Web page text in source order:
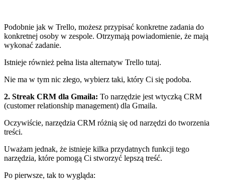
Podobnie jak w Trello, możesz przypisać konkretne zadania do
konkretnej osoby w zespole. Otrzymają powiadomienie, że mają
wykonać zadanie.
Istnieje również pełna lista alternatyw Trello tutaj.
Nie ma w tym nic złego, wybierz taki, który Ci się podoba.
2. Streak CRM dla Gmaila: To narzędzie jest wtyczką CRM
(customer relationship management) dla Gmaila.
Oczywiście, narzędzia CRM różnią się od narzędzi do tworzenia
treści.
Uważam jednak, że istnieje kilka przydatnych funkcji tego
narzędzia, które pomogą Ci stworzyć lepszą treść.
Po pierwsze, tak to wygląda: